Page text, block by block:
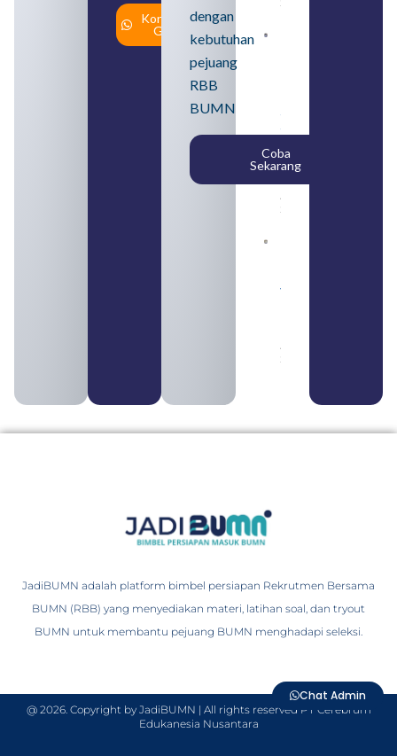
Konsultasi
Gratis
dengan
kebutuhan
pejuang
RBB
BUMN
Coba
Sekarang
SMA
Syarat,
Posisi,
dan
Cara
Daftar
August 5,
2026
yang
August 4,
2026
JadiBUMN adalah platform bimbel persiapan Rekrutmen Bersama
BUMN (RBB) yang menyediakan materi, latihan soal, dan tryout
BUMN untuk membantu pejuang BUMN menghadapi seleksi.
@ 2026. Copyright by JadiBUMN | All rights reserved PT Cerebrum
Edukanesia Nusantara
Chat Admin